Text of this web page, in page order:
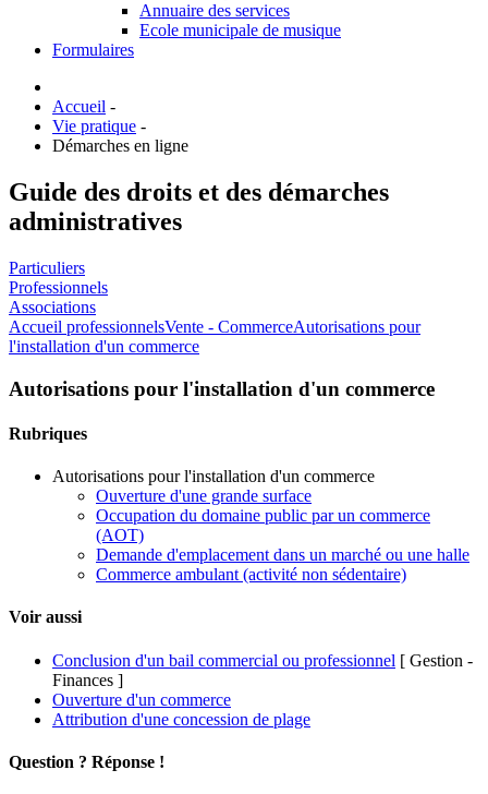
Annuaire des services
Ecole municipale de musique
Formulaires
Accueil -
Vie pratique -
Démarches en ligne
Guide des droits et des démarches
administratives
Particuliers
Professionnels
Associations
Accueil professionnelsVente - CommerceAutorisations pour
l'installation d'un commerce
Autorisations pour l'installation d'un commerce
Rubriques
Autorisations pour l'installation d'un commerce
Ouverture d'une grande surface
Occupation du domaine public par un commerce
(AOT)
Demande d'emplacement dans un marché ou une halle
Commerce ambulant (activité non sédentaire)
Voir aussi
Conclusion d'un bail commercial ou professionnel [ Gestion -
Finances ]
Ouverture d'un commerce
Attribution d'une concession de plage
Question ? Réponse !